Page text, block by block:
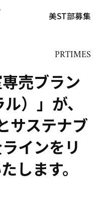
美ST部募集
PRTIMES
売ブラン
）」が、
サステナブ
インをリ
します。